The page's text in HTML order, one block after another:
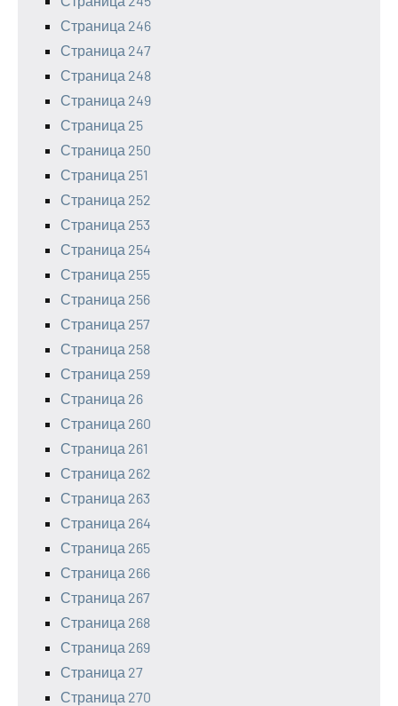
Страница 246
Страница 247
Страница 248
Страница 249
Страница 25
Страница 250
Страница 251
Страница 252
Страница 253
Страница 254
Страница 255
Страница 256
Страница 257
Страница 258
Страница 259
Страница 26
Страница 260
Страница 261
Страница 262
Страница 263
Страница 264
Страница 265
Страница 266
Страница 267
Страница 268
Страница 269
Страница 27
Страница 270